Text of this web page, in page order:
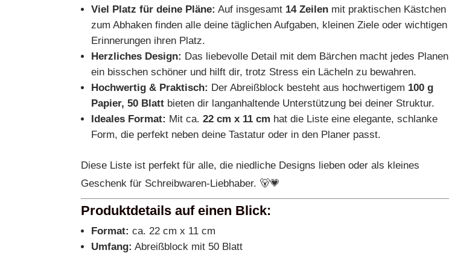
Viel Platz für deine Pläne: Auf insgesamt 14 Zeilen mit praktischen Kästchen
zum Abhaken finden alle deine täglichen Aufgaben, kleinen Ziele oder wichtigen
Erinnerungen ihren Platz.
Herzliches Design: Das liebevolle Detail mit dem Bärchen macht jedes Planen
ein bisschen schöner und hilft dir, trotz Stress ein Lächeln zu bewahren.
Hochwertig & Praktisch: Der Abreißblock besteht aus hochwertigem 100 g
Papier, 50 Blatt bieten dir langanhaltende Unterstützung bei deiner Struktur.
Ideales Format: Mit ca.22 cm x 11 cm hat die Liste eine elegante, schlanke
Form, die perfekt neben deine Tastatur oder in den Planer passt.
Diese Liste ist perfekt für alle, die niedliche Designs lieben oder als kleines
Geschenk für Schreibwaren-Liebhaber. 🐻💗
Produktdetails auf einen Blick:
Format: ca. 22 cm x 11 cm
Umfang: Abreißblock mit 50 Blatt